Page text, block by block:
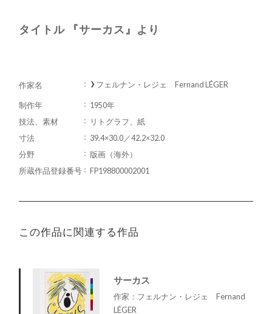
タイトル 『サーカス』より
作家名 フェルナン・レジェ Fernand LÉGER
制作年
1950年
技法、素材
リトグラフ、紙
寸法
39.4×30.0／42.2×32.0
分野
版画（海外）
所蔵作品登録番号
FP198800002001
この作品に関連する作品
サーカス
作家：フェルナン・レジェ Fernand
LÉGER